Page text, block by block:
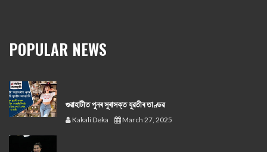
POPULAR NEWS
গুৱাহাটীত পুনৰ সুৰাসক্ত যুৱতীৰ তাণ্ডৱ
Kakali Deka March 27, 2025